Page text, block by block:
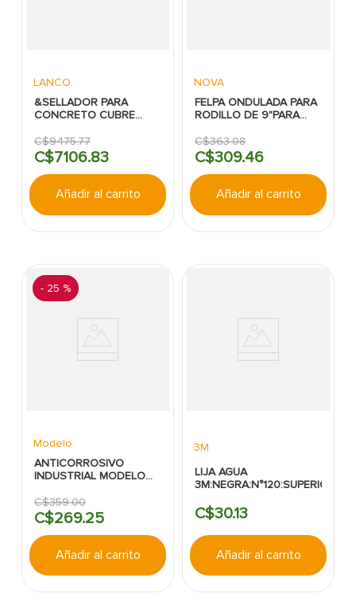
LANCO
&SELLADOR PARA
CONCRETO CUBRE
BLANCO MATE LANCO
CUBETA
C$9475.77
C$7106.83
Añadir al carrito
NOVA
FELPA ONDULADA PARA
RODILLO DE 9"PARA
C$363.08
C$309.46
Añadir al carrito
- 25 %
Modelo
ANTICORROSIVO
INDUSTRIAL MODELO
BRILLANTE INTERMEDIA
C$359.00
C$269.25
Añadir al carrito
3M
LIJA AGUA
3M:NEGRA:N°120:SUPERIOR
C$30.13
Añadir al carrito